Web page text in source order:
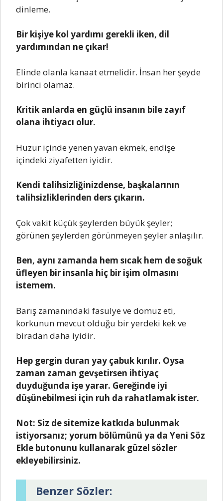
dinleme.
Bir kişiye kol yardımı gerekli iken, dil
yardımından ne çıkar!
Elinde olanla kanaat etmelidir. İnsan her şeyde
birinci olamaz.
Kritik anlarda en güçlü insanın bile zayıf
olana ihtiyacı olur.
Huzur içinde yenen yavan ekmek, endişe
içindeki ziyafetten iyidir.
Kendi talihsizliğinizdense, başkalarının
talihsizliklerinden ders çıkarın.
Çok vakit küçük şeylerden büyük şeyler;
görünen şeylerden görünmeyen şeyler anlaşılır.
Ben, aynı zamanda hem sıcak hem de soğuk
üfleyen bir insanla hiç bir işim olmasını
istemem.
Barış zamanındaki fasulye ve domuz eti,
korkunun mevcut olduğu bir yerdeki kek ve
biradan daha iyidir.
Hep gergin duran yay çabuk kırılır. Oysa
zaman zaman gevşetirsen ihtiyaç
duyduğunda işe yarar. Gereğinde iyi
düşünebilmesi için ruh da rahatlamak ister.
Not: Siz de sitemize katkıda bulunmak
istiyorsanız; yorum bölümünü ya da Yeni Söz
Ekle butonunu kullanarak güzel sözler
ekleyebilirsiniz.
Benzer Sözler: